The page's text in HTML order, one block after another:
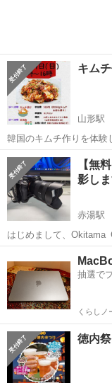
キム
山形駅
韓国のキムチ作りを体験
ら若者が来て地域の皆さ
願ってます。お気軽にいらしてくださ
を作ろうとしています。
山形 山形市 山形
【無
影し
赤湯駅
はじめまして、Okitama_Creativeです。 山
で写真・動画の撮影編集を行っています
抽選で
くらしノ
徳内